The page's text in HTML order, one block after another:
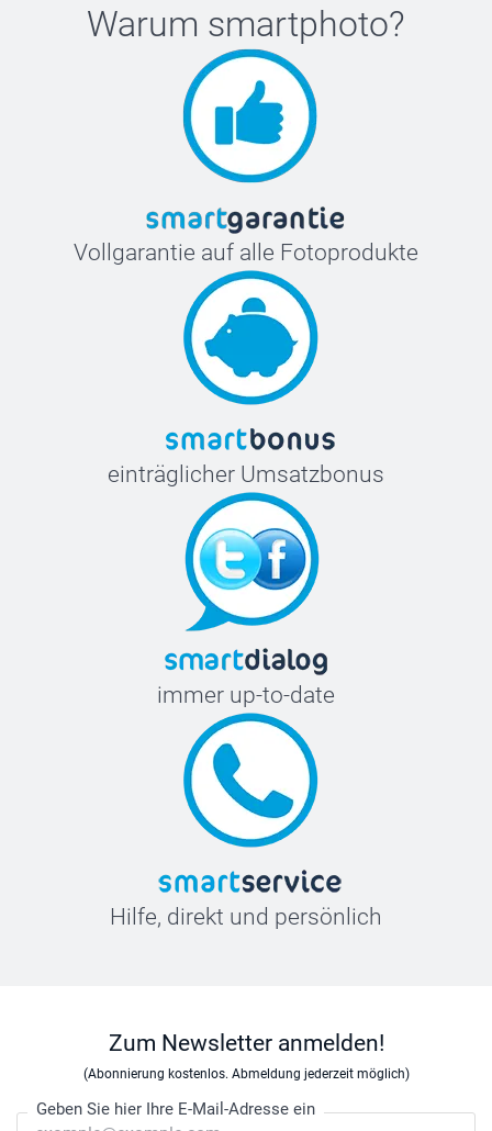
Warum smartphoto?
Vollgarantie auf alle Fotoprodukte
einträglicher Umsatzbonus
immer up-to-date
Hilfe, direkt und persönlich
Zum Newsletter anmelden!
(Abonnierung kostenlos. Abmeldung jederzeit möglich)
Geben Sie hier Ihre E-Mail-Adresse ein